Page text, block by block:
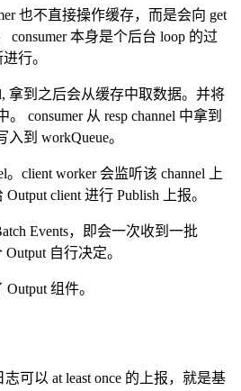
也不直接操作缓存，而是会向 get
consumer 本身是个后台 loop 的过
行。
拿到之后会从缓存中取数据。并将
consumer 从 resp channel 中拿到
到 workQueue。
。client worker 会监听该 channel 上
client 进行 Publish 上报。
Events，即会一次收到一批
自行决定。
组件。
可以 at least once 的上报，就是基